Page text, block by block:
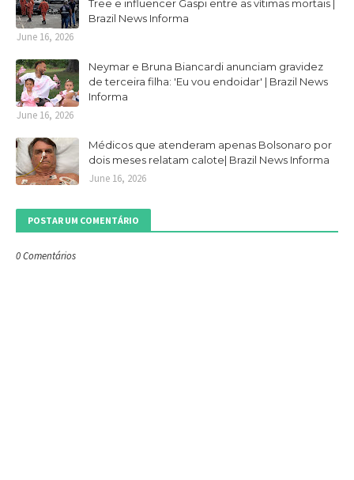
Tree e influencer Gaspi entre as vítimas mortais |
Brazil News Informa
June 16, 2026
Neymar e Bruna Biancardi anunciam gravidez
de terceira filha: 'Eu vou endoidar' | Brazil News
Informa
June 16, 2026
Médicos que atenderam apenas Bolsonaro por
dois meses relatam calote| Brazil News Informa
June 16, 2026
POSTAR UM COMENTÁRIO
0 Comentários